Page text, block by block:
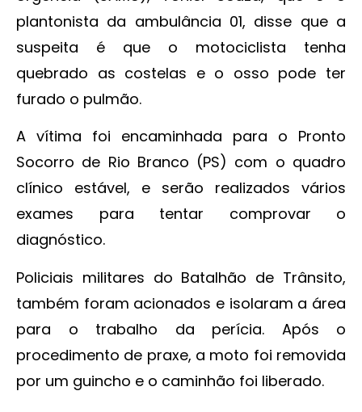
plantonista da ambulância 01, disse que a
suspeita é que o motociclista tenha
quebrado as costelas e o osso pode ter
furado o pulmão.
A vítima foi encaminhada para o Pronto
Socorro de Rio Branco (PS) com o quadro
clínico estável, e serão realizados vários
exames para tentar comprovar o
diagnóstico.
Policiais militares do Batalhão de Trânsito,
também foram acionados e isolaram a área
para o trabalho da perícia. Após o
procedimento de praxe, a moto foi removida
por um guincho e o caminhão foi liberado.